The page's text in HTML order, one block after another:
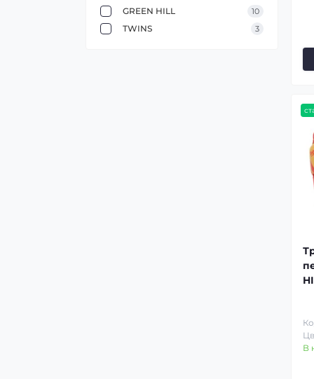
GREEN HILL 10
TWINS 3
В